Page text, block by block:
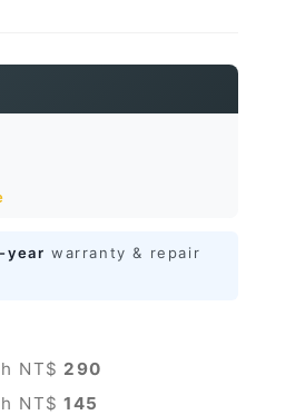
year warranty & repair
NT$ 290
NT$ 145